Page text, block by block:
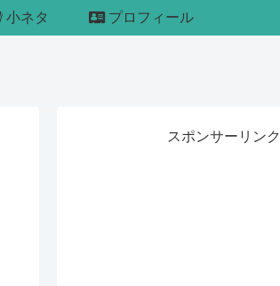
小ネタ
プロフィール
スポンサーリンク